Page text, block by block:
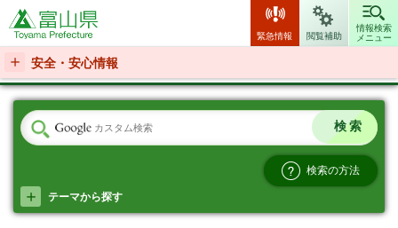
富山県
緊急情報 閲覧補助
情報検索
メニュー
安全・安心情報
検索の方法
テーマから探す